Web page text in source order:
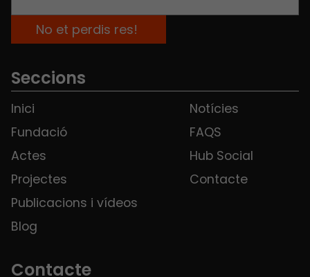
Seccions
Inici
Fundació
Actes
Projectes
Publicacions i vídeos
Blog
Notícies
FAQS
Hub Social
Contacte
Contacte